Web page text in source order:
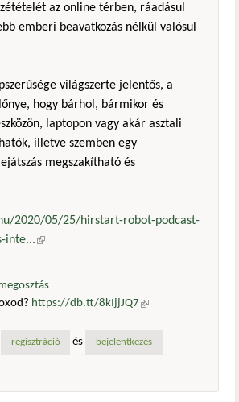
az online térben, ráadásul
emberi beavatkozás nélkül valósul
világszerte jelentős, a
hogy bárhol, bármikor és
laptopon vagy akár asztali
illetve szemben egy
megszakítható és
2020/05/25/hirstart-robot-podcast-
inte...(külső hivatkozás)
https://db.tt/8kIjjJQ7 (külső
regisztráció és bejelentkezés